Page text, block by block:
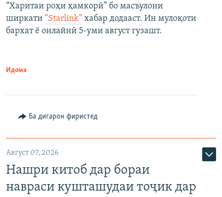
“Харитаи роҳи ҳамкорӣ” бо масъулони
ширкати “Starlink” хабар додааст. Ин мулоқоти
бархат ё онлайнӣ 5-уми август гузашт.
Идома
Ба дигарон фиристед
Август 07, 2026
Нашри китоб дар бораи
навраси кушташудаи тоҷик дар